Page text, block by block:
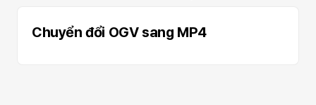
Chuyển đổi OGV sang MP4